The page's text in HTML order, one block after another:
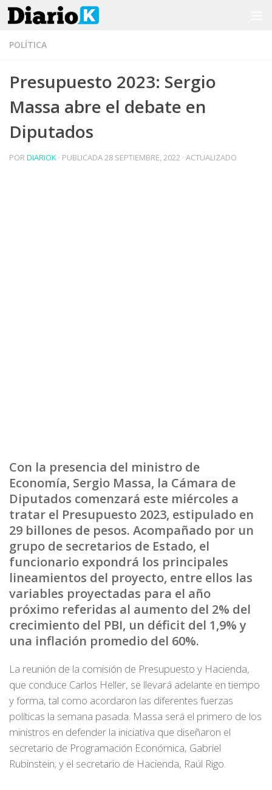
Saltar al contenido
POLÍTICA
Presupuesto 2023: Sergio
Massa abre el debate en
Diputados
PORDIARIOK · PUBLICADA28 SEPTIEMBRE, 2022 · ACTUALIZADO
Con la presencia del ministro de
Economía, Sergio Massa, la Cámara de
Diputados comenzará este miércoles a
tratar el Presupuesto 2023, estipulado en
29 billones de pesos. Acompañado por un
grupo de secretarios de Estado, el
funcionario expondrá los principales
lineamientos del proyecto, entre ellos las
variables proyectadas para el año
próximo referidas al aumento del 2% del
crecimiento del PBI, un déficit del 1,9% y
una inflación promedio del 60%.
La reunión de la comisión de Presupuesto y Hacienda,
que conduce Carlos Heller, se llevará adelante en tiempo
y forma, tal como acordaron las diferentes fuerzas
políticas la semana pasada. Massa será el primero de los
ministros en defender la iniciativa que diseñaron el
secretario de Programación Económica, Gabriel
Rubinstein; y el secretario de Hacienda, Raúl Rigo.